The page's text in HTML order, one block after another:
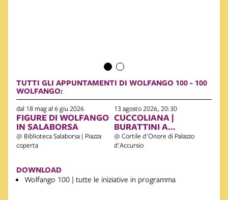
DOWNLOAD
Wolfango 100 | tutte le iniziative in programma
TUTTI GLI APPUNTAMENTI DI WOLFANGO 100 - 100
WOLFANGO:
dal 18 mag al 6 giu 2026
FIGURE DI WOLFANGO
IN SALABORSA
@ Biblioteca Salaborsa | Piazza
coperta
13 agosto 2026, 20:30
CUCCOLIANA |
BURATTINI A
BOLOGNA
@ Cortile d'Onore di Palazzo
d'Accursio